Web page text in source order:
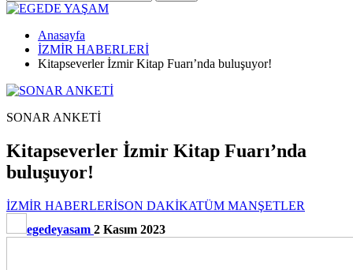
Anasayfa
İZMİR HABERLERİ
Kitapseverler İzmir Kitap Fuarı’nda buluşuyor!
SONAR ANKETİ
Kitapseverler İzmir Kitap Fuarı’nda
buluşuyor!
İZMİR HABERLERİSON DAKİKATÜM MANŞETLER
egedeyasam 2 Kasım 2023